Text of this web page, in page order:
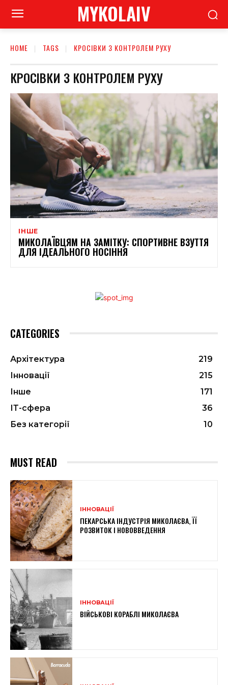
MYKOLAIV
HOME TAGS КРОСІВКИ З КОНТРОЛЕМ РУХУ
КРОСІВКИ З КОНТРОЛЕМ РУХУ
ІНШЕ
МИКОЛАЇВЦЯМ НА ЗАМІТКУ: СПОРТИВНЕ ВЗУТТЯ
ДЛЯ ІДЕАЛЬНОГО НОСІННЯ
CATEGORIES
Архітектура
219
Інновації
215
Інше
171
ІТ-сфера
36
Без категорії
10
MUST READ
ІННОВАЦІЇ
ПЕКАРСЬКА ІНДУСТРІЯ МИКОЛАЄВА, ЇЇ
РОЗВИТОК І НОВОВВЕДЕННЯ
ІННОВАЦІЇ
ВІЙСЬКОВІ КОРАБЛІ МИКОЛАЄВА